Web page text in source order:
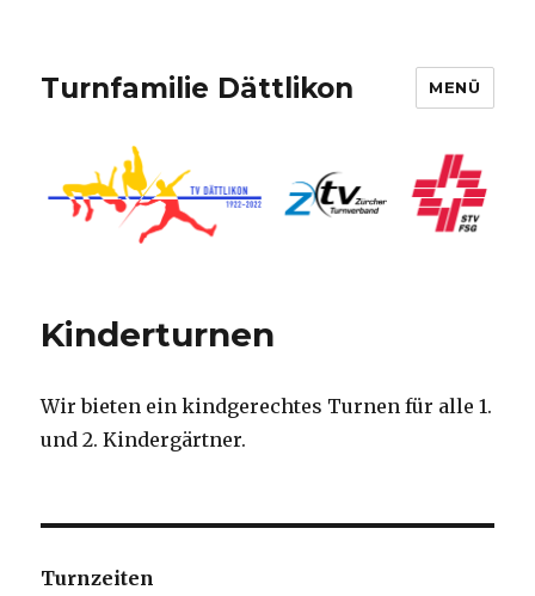
Turnfamilie Dättlikon MENÜ
Kinderturnen
Wir bieten ein kindgerechtes Turnen für alle 1.
und 2. Kindergärtner.
Turnzeiten